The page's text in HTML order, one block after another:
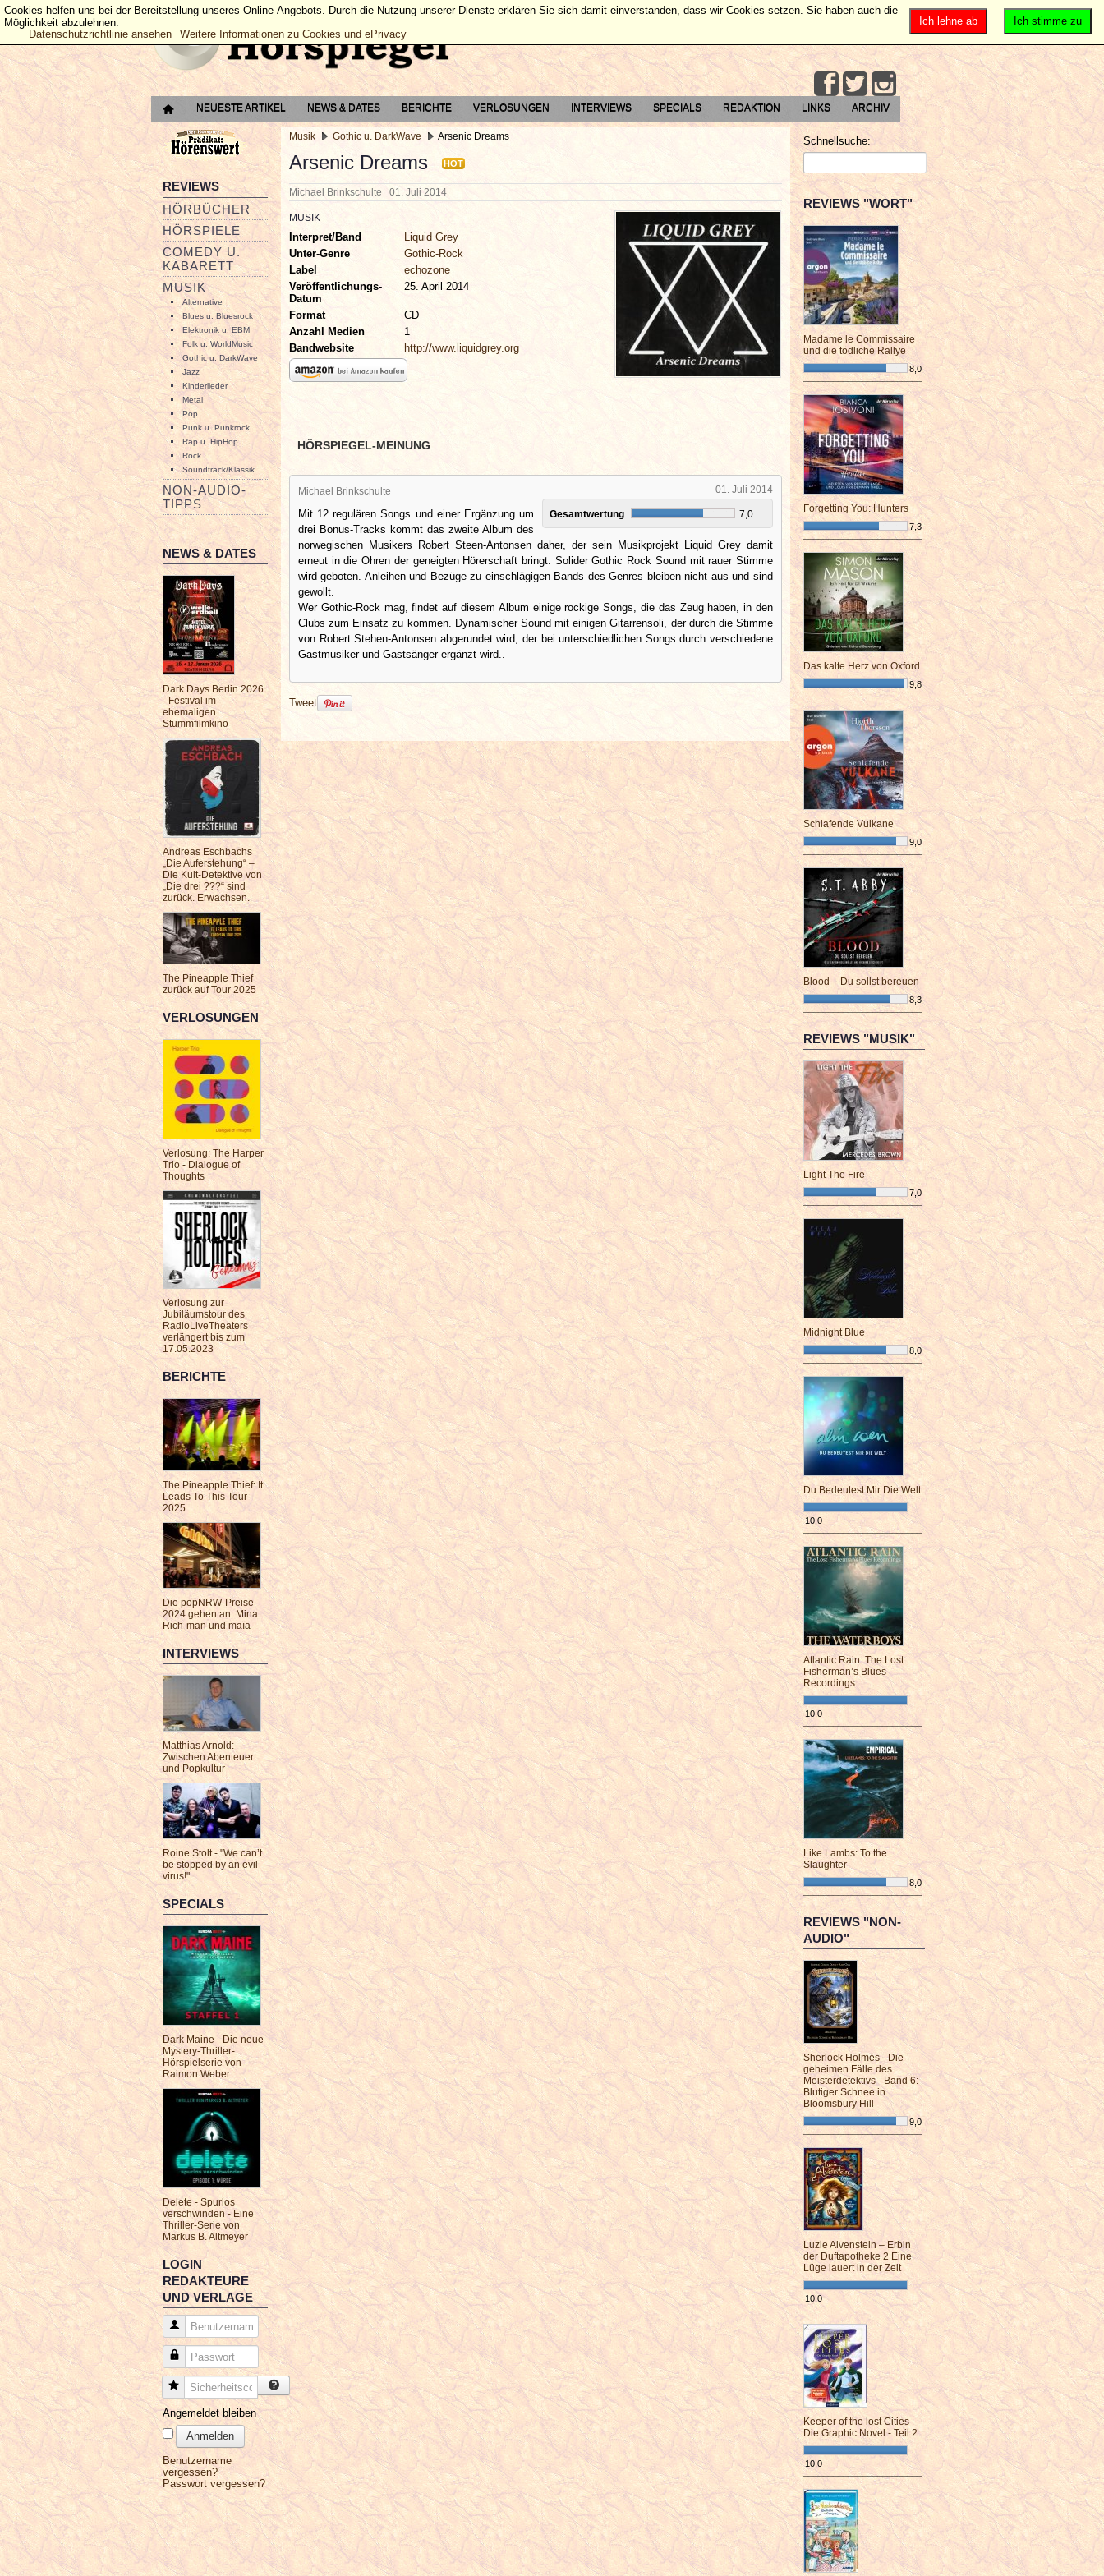
NEUESTE ARTIKEL NEWS & DATES BERICHTE VERLOSUNGEN INTERVIEWS SPECIALS REDAKTION LINKS ARCHIV
REVIEWS
HÖRBÜCHER
HÖRSPIELE
COMEDY U.
KABARETT
MUSIK
Alternative
Blues u. Bluesrock
Elektronik u. EBM
Folk u. WorldMusic
Gothic u. DarkWave
Jazz
Kinderlieder
Metal
Pop
Punk u. Punkrock
Rap u. HipHop
Rock
Soundtrack/Klassik
NON-AUDIO-
TIPPS
NEWS & DATES
Dark Days Berlin 2026
- Festival im
ehemaligen
Stummfilmkino
Andreas Eschbachs
„Die Auferstehung“ –
Die Kult-Detektive von
„Die drei ???“ sind
zurück. Erwachsen.
The Pineapple Thief
zurück auf Tour 2025
VERLOSUNGEN
Verlosung: The Harper
Trio - Dialogue of
Thoughts
Verlosung zur
Jubiläumstour des
RadioLiveTheaters
verlängert bis zum
17.05.2023
BERICHTE
The Pineapple Thief: It
Leads To This Tour
2025
Die popNRW-Preise
2024 gehen an: Mina
Rich-man und maïa
INTERVIEWS
Matthias Arnold:
Zwischen Abenteuer
und Popkultur
Roine Stolt - "We can’t
be stopped by an evil
virus!"
SPECIALS
Dark Maine - Die neue
Mystery-Thriller-
Hörspielserie von
Raimon Weber
Delete - Spurlos
verschwinden - Eine
Thriller-Serie von
Markus B. Altmeyer
LOGIN
REDAKTEURE
UND VERLAGE
Benutzername
Passwort
Sicherheitscode
Angemeldet bleiben
Anmelden
Benutzername
vergessen?
Passwort vergessen?
Musik Gothic u. DarkWave Arsenic Dreams
Arsenic Dreams HOT
Michael Brinkschulte 01. Juli 2014
MUSIK
Interpret/Band
Liquid Grey
Unter-Genre
Gothic-Rock
Label
echozone
Veröffentlichungs-
Datum
25. April 2014
Format
CD
Anzahl Medien
1
Bandwebsite
http://www.liquidgrey.org
HÖRSPIEGEL-MEINUNG
01. Juli 2014
Michael Brinkschulte
Gesamtwertung 7,0
Mit 12 regulären Songs und einer Ergänzung um
drei Bonus-Tracks kommt das zweite Album des
norwegischen Musikers Robert Steen-Antonsen daher, der sein Musikprojekt Liquid Grey damit
erneut in die Ohren der geneigten Hörerschaft bringt. Solider Gothic Rock Sound mit rauer Stimme
wird geboten. Anleihen und Bezüge zu einschlägigen Bands des Genres bleiben nicht aus und sind
gewollt.
Wer Gothic-Rock mag, findet auf diesem Album einige rockige Songs, die das Zeug haben, in den
Clubs zum Einsatz zu kommen. Dynamischer Sound mit einigen Gitarrensoli, der durch die Stimme
von Robert Stehen-Antonsen abgerundet wird, der bei unterschiedlichen Songs durch verschiedene
Gastmusiker und Gastsänger ergänzt wird..
Tweet
Schnellsuche:
REVIEWS "WORT"
Madame le Commissaire
und die tödliche Rallye
8,0
¯¯¯¯¯¯¯¯¯¯¯¯¯¯¯¯¯¯¯¯¯¯¯¯
Forgetting You: Hunters
7,3
¯¯¯¯¯¯¯¯¯¯¯¯¯¯¯¯¯¯¯¯¯¯¯¯
Das kalte Herz von Oxford
9,8
¯¯¯¯¯¯¯¯¯¯¯¯¯¯¯¯¯¯¯¯¯¯¯¯
Schlafende Vulkane
9,0
¯¯¯¯¯¯¯¯¯¯¯¯¯¯¯¯¯¯¯¯¯¯¯¯
Blood – Du sollst bereuen
8,3
¯¯¯¯¯¯¯¯¯¯¯¯¯¯¯¯¯¯¯¯¯¯¯¯
REVIEWS "MUSIK"
Light The Fire
7,0
¯¯¯¯¯¯¯¯¯¯¯¯¯¯¯¯¯¯¯¯¯¯¯¯
Midnight Blue
8,0
¯¯¯¯¯¯¯¯¯¯¯¯¯¯¯¯¯¯¯¯¯¯¯¯
Du Bedeutest Mir Die Welt
10,0
¯¯¯¯¯¯¯¯¯¯¯¯¯¯¯¯¯¯¯¯¯¯¯¯
Atlantic Rain: The Lost
Fisherman’s Blues
Recordings
10,0
¯¯¯¯¯¯¯¯¯¯¯¯¯¯¯¯¯¯¯¯¯¯¯¯
Like Lambs: To the
Slaughter
8,0
¯¯¯¯¯¯¯¯¯¯¯¯¯¯¯¯¯¯¯¯¯¯¯¯
REVIEWS "NON-
AUDIO"
Sherlock Holmes - Die
geheimen Fälle des
Meisterdetektivs - Band 6:
Blutiger Schnee in
Bloomsbury Hill
9,0
¯¯¯¯¯¯¯¯¯¯¯¯¯¯¯¯¯¯¯¯¯¯¯¯
Luzie Alvenstein – Erbin
der Duftapotheke 2 Eine
Lüge lauert in der Zeit
10,0
¯¯¯¯¯¯¯¯¯¯¯¯¯¯¯¯¯¯¯¯¯¯¯¯
Keeper of the lost Cities –
Die Graphic Novel - Teil 2
10,0
¯¯¯¯¯¯¯¯¯¯¯¯¯¯¯¯¯¯¯¯¯¯¯¯
Ich stimme zu
Ich lehne ab
Cookies helfen uns bei der Bereitstellung unseres Online-Angebots. Durch die Nutzung unserer Dienste erklären Sie sich damit einverstanden, dass wir Cookies setzen. Sie haben auch die
Möglichkeit abzulehnen.
Datenschutzrichtlinie ansehen
Weitere Informationen zu Cookies und ePrivacy